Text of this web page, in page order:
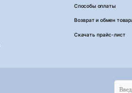
Способы оплаты
Возврат и обмен
Скачать прайс-лист